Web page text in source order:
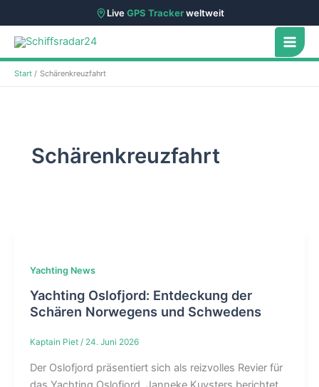
LiveGPS Trackerweltweit
Zum
Inhalt
springen
Start Schärenkreuzfahrt
Schärenkreuzfahrt
Yachting News
Yachting Oslofjord: Entdeckung der
Schären Norwegens und Schwedens
Kaptain Piet / 24. Juni 2026
Der Oslofjord präsentiert sich als reizvolles Revier für